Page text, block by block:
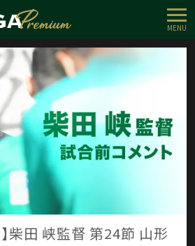
MENU
】柴田 峡監督 第24節 山形